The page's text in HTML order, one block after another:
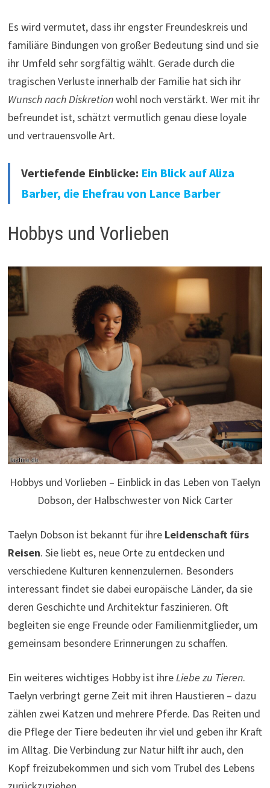
Es wird vermutet, dass ihr engster Freundeskreis und
familiäre Bindungen von großer Bedeutung sind und sie
ihr Umfeld sehr sorgfältig wählt. Gerade durch die
tragischen Verluste innerhalb der Familie hat sich ihr
Wunsch nach Diskretionwohl noch verstärkt. Wer mit ihr
befreundet ist, schätzt vermutlich genau diese loyale
und vertrauensvolle Art.
Vertiefende Einblicke: Ein Blick auf Aliza
Barber, die Ehefrau von Lance Barber
Hobbys und Vorlieben
Hobbys und Vorlieben – Einblick in das Leben von Taelyn
Dobson, der Halbschwester von Nick Carter
Taelyn Dobson ist bekannt für ihre Leidenschaft fürs
Reisen. Sie liebt es, neue Orte zu entdecken und
verschiedene Kulturen kennenzulernen. Besonders
interessant findet sie dabei europäische Länder, da sie
deren Geschichte und Architektur faszinieren. Oft
begleiten sie enge Freunde oder Familienmitglieder, um
gemeinsam besondere Erinnerungen zu schaffen.
Ein weiteres wichtiges Hobby ist ihreLiebe zu Tieren.
Taelyn verbringt gerne Zeit mit ihren Haustieren – dazu
zählen zwei Katzen und mehrere Pferde. Das Reiten und
die Pflege der Tiere bedeuten ihr viel und geben ihr Kraft
im Alltag. Die Verbindung zur Natur hilft ihr auch, den
Kopf freizubekommen und sich vom Trubel des Lebens